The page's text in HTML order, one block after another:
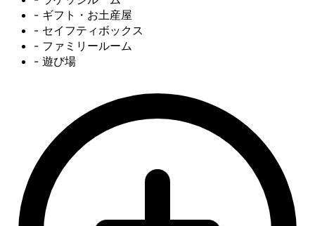
- ギフト・お土産屋
- セイフティボックス
- ファミリールーム
- 遊び場